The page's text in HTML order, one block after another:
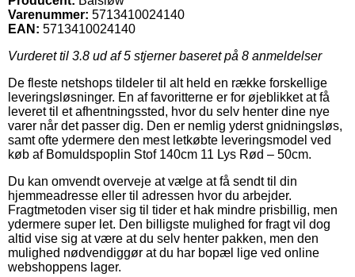
Varenummer: 5713410024140
EAN: 5713410024140
Vurderet til 3.8 ud af 5 stjerner baseret på 8 anmeldelser
De fleste netshops tildeler til alt held en række forskellige
leveringsløsninger. En af favoritterne er for øjeblikket at få
leveret til et afhentningssted, hvor du selv henter dine nye
varer når det passer dig. Den er nemlig yderst gnidningsløs,
samt ofte ydermere den mest letkøbte leveringsmodel ved
køb af Bomuldspoplin Stof 140cm 11 Lys Rød – 50cm.
Du kan omvendt overveje at vælge at få sendt til din
hjemmeadresse eller til adressen hvor du arbejder.
Fragtmetoden viser sig til tider et hak mindre prisbillig, men
ydermere super let. Den billigste mulighed for fragt vil dog
altid vise sig at være at du selv henter pakken, men den
mulighed nødvendiggør at du har bopæl lige ved online
webshoppens lager.